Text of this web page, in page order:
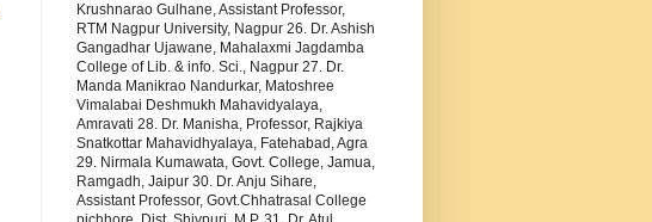
Krushnarao Gulhane, Assistant Professor,
RTM Nagpur University, Nagpur 26. Dr. Ashish
Gangadhar Ujawane, Mahalaxmi Jagdamba
College of Lib. & info. Sci., Nagpur 27. Dr.
Manda Manikrao Nandurkar, Matoshree
Vimalabai Deshmukh Mahavidyalaya,
Amravati 28. Dr. Manisha, Professor, Rajkiya
Snatkottar Mahavidhyalaya, Fatehabad, Agra
29. Nirmala Kumawata, Govt. College, Jamua,
Ramgadh, Jaipur 30. Dr. Anju Sihare,
Assistant Professor, Govt.Chhatrasal College